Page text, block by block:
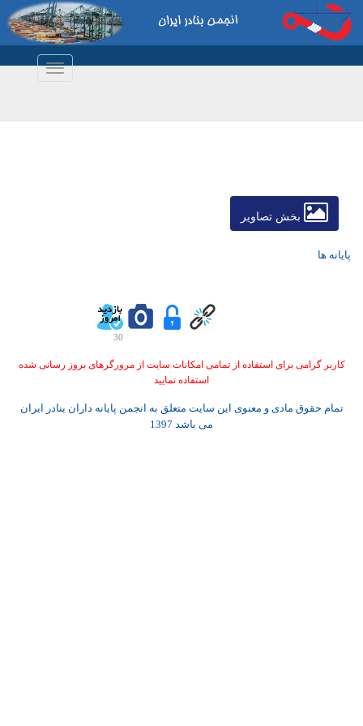
Toggle
navigation
بخش تصاویر
پایانه ها
30
کاربر گرامی برای استفاده از تمامی امکانات سایت از مرورگرهای بروز رسانی شده
استفاده نمایید
تمام حقوق مادی و معنوی این سایت متعلق به انجمن پایانه داران بنادر ایران
می باشد 1397